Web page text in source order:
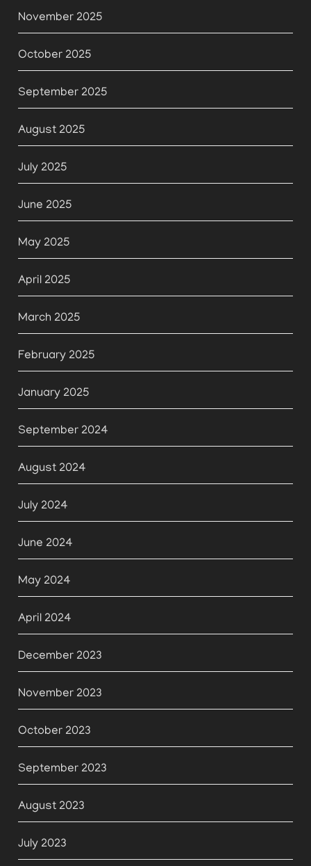
November 2025
October 2025
September 2025
August 2025
July 2025
June 2025
May 2025
April 2025
March 2025
February 2025
January 2025
September 2024
August 2024
July 2024
June 2024
May 2024
April 2024
December 2023
November 2023
October 2023
September 2023
August 2023
July 2023